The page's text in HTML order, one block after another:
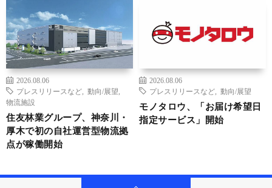
2026.08.06
プレスリリースなど
動向/展望
物流施設
住友林業グループ、神奈川・
厚木で初の自社運営型物流拠
点が稼働開始
2026.08.06
プレスリリースなど
動向/展望
モノタロウ、「お届け希望日
指定サービス」開始